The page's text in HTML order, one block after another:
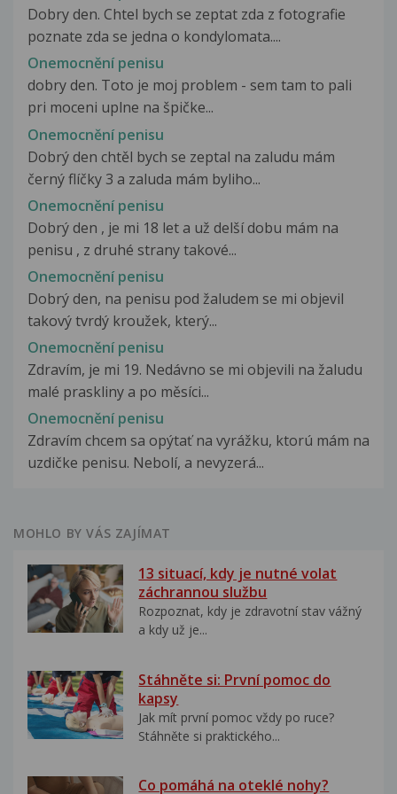
Dobry den. Chtel bych se zeptat zda z fotografie
poznate zda se jedna o kondylomata....
Onemocnění penisu
dobry den. Toto je moj problem - sem tam to pali
pri moceni uplne na špičke...
Onemocnění penisu
Dobrý den chtěl bych se zeptal na zaludu mám
černý flíčky 3 a zaluda mám byliho...
Onemocnění penisu
Dobrý den , je mi 18 let a už delší dobu mám na
penisu , z druhé strany takové...
Onemocnění penisu
Dobrý den, na penisu pod žaludem se mi objevil
takový tvrdý kroužek, který...
Onemocnění penisu
Zdravím, je mi 19. Nedávno se mi objevili na žaludu
malé praskliny a po měsíci...
Onemocnění penisu
Zdravím chcem sa opýtať na vyrážku, ktorú mám na
uzdičke penisu. Nebolí, a nevyzerá...
MOHLO BY VÁS ZAJÍMAT
13 situací, kdy je nutné volat
záchrannou službu
Rozpoznat, kdy je zdravotní stav vážný
a kdy už je...
Stáhněte si: První pomoc do
kapsy
Jak mít první pomoc vždy po ruce?
Stáhněte si praktického...
Co pomáhá na oteklé nohy?